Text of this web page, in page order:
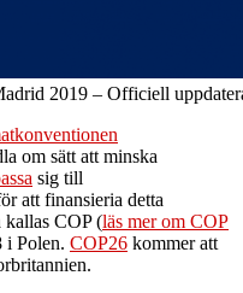
2019 – Officiell
om sätt att minska
sig till
att finansieria detta
kallas COP (läs mer om COP
i Polen. COP26 kommer att